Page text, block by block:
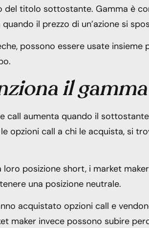
del titolo sottostante. Gamma è
il prezzo di un’azione si
possono essere usate
il
call aumenta quando il
opzioni call a chi le acquista, si
loro posizione short, i market
una posizione neutrale.
acquistato opzioni call e
maker invece possono subire